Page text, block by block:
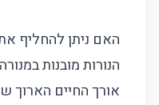
האם ניתן להחליף
הנורות מובנות
אורך החיים הארוך